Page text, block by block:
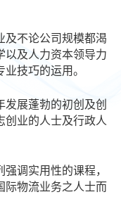
及不论公司规模都渴
以及人力资本领导力
技巧的运用。
展蓬勃的初创及创
创业的人士及行政人
调实用性的课程，
际物流业务之人士而